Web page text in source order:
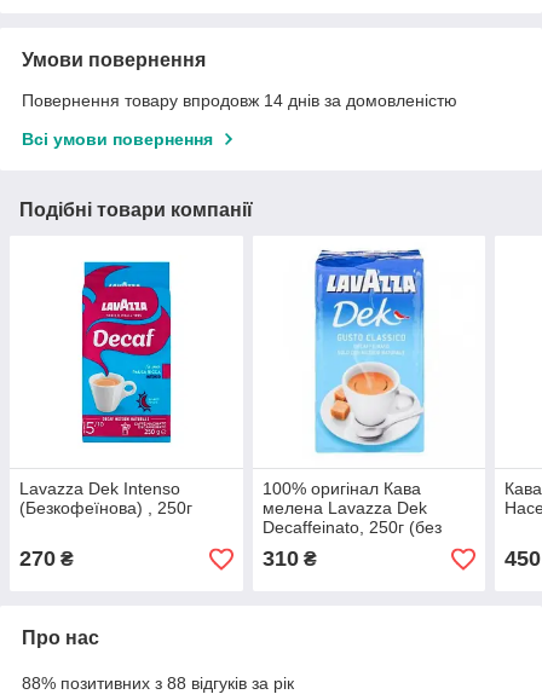
Умови повернення
Повернення товару впродовж 14 днів за домовленістю
Всі умови повернення
Подібні товари компанії
Lavazza Dek Intenso
(Безкофеїнова) , 250г
270 ₴
100% оригінал Кава
мелена Lavazza Dek
Decaffeinato, 250г (без
кофеїну)
310₴ 450
Про нас
88% позитивних з 88 відгуків за рік